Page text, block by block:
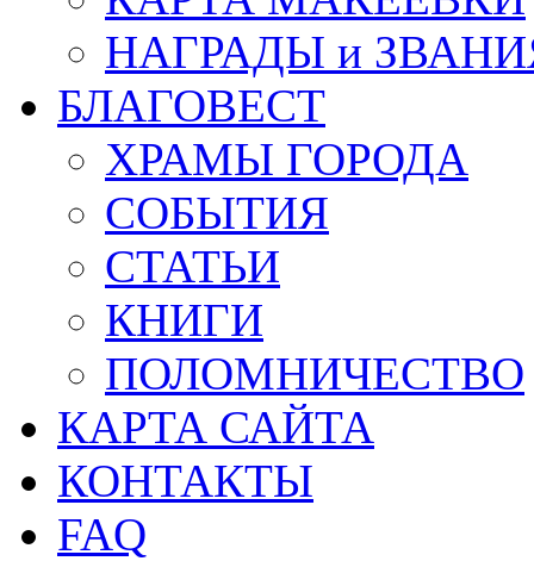
НАГРАДЫ и
БЛАГОВЕСТ
ХРАМЫ ГОРОДА
СОБЫТИЯ
СТАТЬИ
КНИГИ
ПОЛОМНИЧЕСТВО
КАРТА САЙТА
КОНТАКТЫ
FAQ